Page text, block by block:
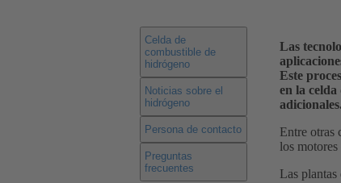
Celda de
combustible de
hidrógeno
Noticias sobre el
hidrógeno
Persona de contacto
Preguntas
frecuentes
Las
Este
en la
adicionales.
Entre otras
los
Las